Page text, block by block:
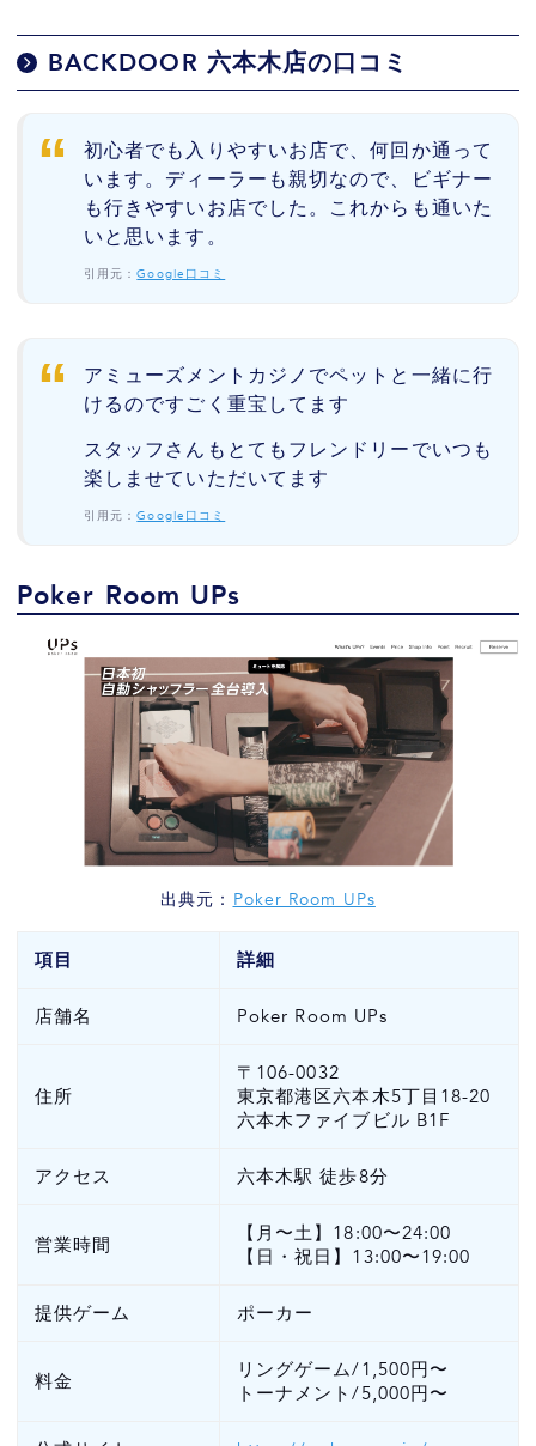
BACKDOOR 六本木店の口コミ
初心者でも入りやすいお店で、何回か通って
います。ディーラーも親切なので、ビギナー
も行きやすいお店でした。これからも通いた
いと思います。
引用元：Google口コミ
アミューズメントカジノでペットと一緒に行
けるのですごく重宝してます
スタッフさんもとてもフレンドリーでいつも
楽しませていただいてます
引用元：Google口コミ
Poker Room UPs
出典元： Poker Room UPs
項目 詳細
店舗名 Poker Room UPs
住所
〒106-0032
東京都港区六本木5丁目18-20
六本木ファイブビル B1F
アクセス 六本木駅 徒歩8分
営業時間
【月〜土】18:00〜24:00
【日・祝日】13:00〜19:00
提供ゲーム ポーカー
料金
リングゲーム/1,500円〜
トーナメント/5,000円〜